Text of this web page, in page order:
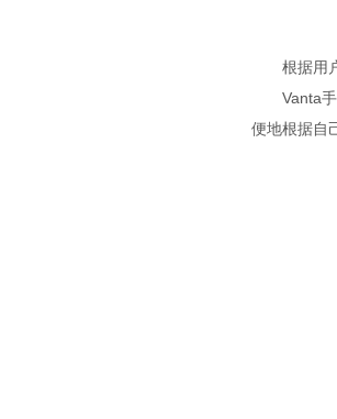
根据用户
Vanta手持
便地根据自